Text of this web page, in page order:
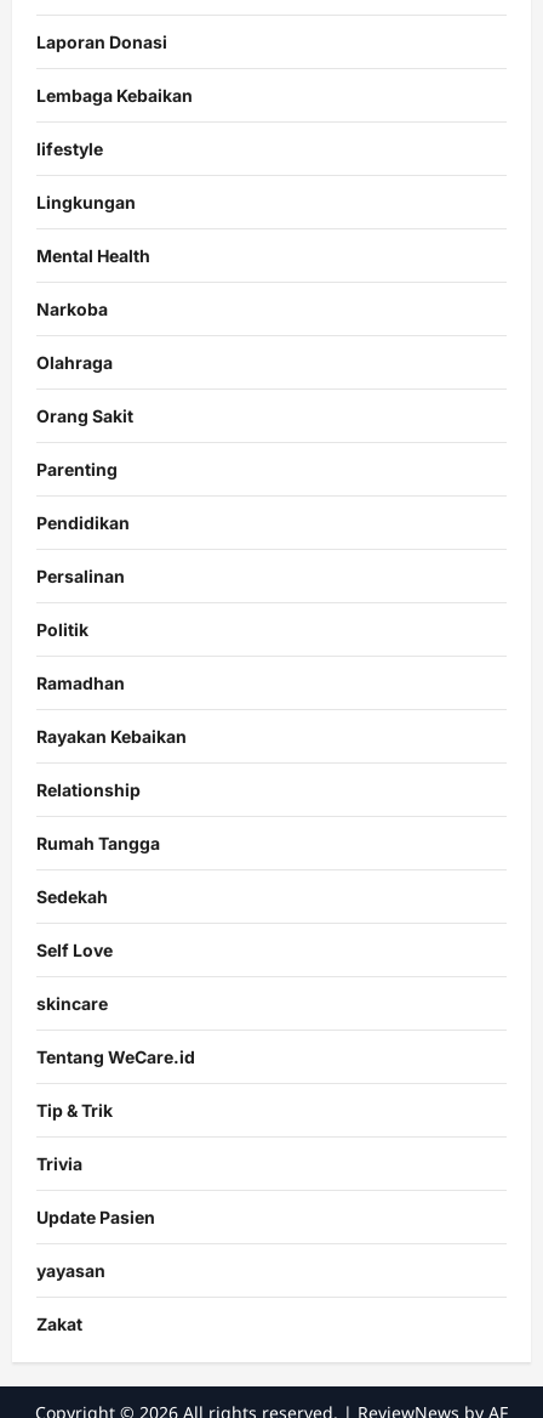
Laporan Donasi
Lembaga Kebaikan
lifestyle
Lingkungan
Mental Health
Narkoba
Olahraga
Orang Sakit
Parenting
Pendidikan
Persalinan
Politik
Ramadhan
Rayakan Kebaikan
Relationship
Rumah Tangga
Sedekah
Self Love
skincare
Tentang WeCare.id
Tip & Trik
Trivia
Update Pasien
yayasan
Zakat
Copyright © 2026 All rights reserved. | ReviewNews by AF